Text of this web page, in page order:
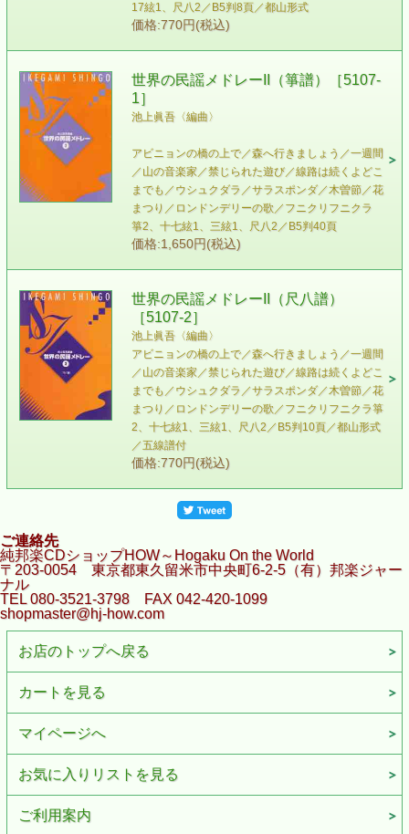
17絃1、尺八2／B5判8頁／都山形式
価格:770円(税込)
世界の民謡メドレーII（箏譜）［5107-
1］
池上眞吾〈編曲〉
アビニョンの橋の上で／森へ行きましょう／一週間
／山の音楽家／禁じられた遊び／線路は続くよどこ
までも／ウシュクダラ／サラスポンダ／木曽節／花
まつり／ロンドンデリーの歌／フニクリフニクラ
箏2、十七絃1、三絃1、尺八2／B5判40頁
価格:1,650円(税込)
世界の民謡メドレーII（尺八譜）
［5107-2］
池上眞吾〈編曲〉
アビニョンの橋の上で／森へ行きましょう／一週間
／山の音楽家／禁じられた遊び／線路は続くよどこ
までも／ウシュクダラ／サラスポンダ／木曽節／花
まつり／ロンドンデリーの歌／フニクリフニクラ 箏
2、十七絃1、三絃1、尺八2／B5判10頁／都山形式
／五線譜付
価格:770円(税込)
ご連絡先
純邦楽CDショップHOW～Hogaku On the World
〒203-0054 東京都東久留米市中央町6-2-5（有）邦楽ジャー
ナル
TEL 080-3521-3798 FAX 042-420-1099
shopmaster@hj-how.com
お店のトップへ戻る
カートを見る
マイページへ
お気に入りリストを見る
ご利用案内